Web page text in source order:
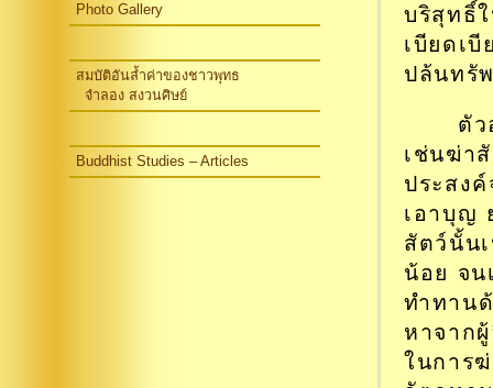
Photo Gallery
สมบัติอันล้ำค่าของชาวพุทธ
จำลอง สงวนศิษย์
Buddhist Studies – Articles
บริสุทธิ์
เบียดเ
ปล้นทรั
ตัว
เช่นฆ่า
ประสง
เอาบุญ
สัตว์นั้น
น้อย จน
ทำทาน
หาจาก
ในการ